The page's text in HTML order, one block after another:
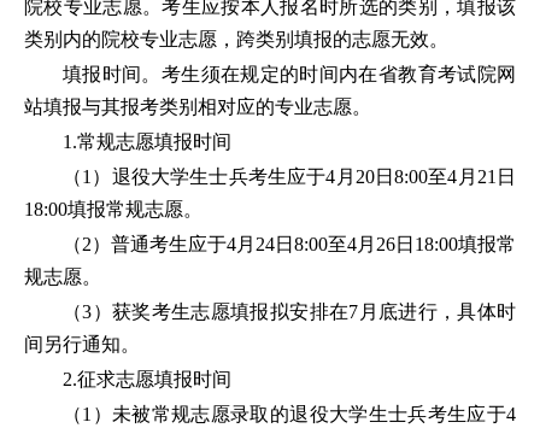
院校专业志愿。考生应按本人报名时所选的类别，填报该
类别内的院校专业志愿，跨类别填报的志愿无效。
填报时间。考生须在规定的时间内在省教育考试院网
站填报与其报考类别相对应的专业志愿。
1.常规志愿填报时间
（1）退役大学生士兵考生应于4月20日8:00至4月21日
18:00填报常规志愿。
（2）普通考生应于4月24日8:00至4月26日18:00填报常
规志愿。
（3）获奖考生志愿填报拟安排在7月底进行，具体时
间另行通知。
2.征求志愿填报时间
（1）未被常规志愿录取的退役大学生士兵考生应于4